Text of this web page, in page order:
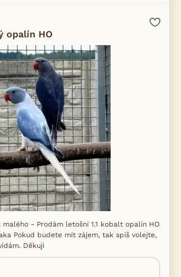
opalín HO
malého - Prodám letošní 1.1 kobalt opalín HO
Pokud budete mít zájem, tak spíš volejte,
Děkuji